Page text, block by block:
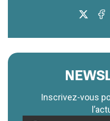
Inscrivez-vous